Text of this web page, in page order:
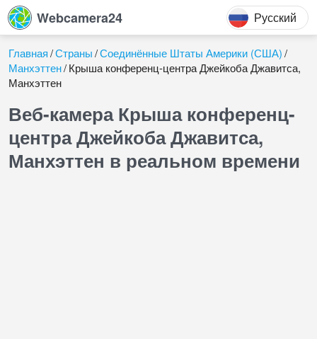
Webcamera24 Русский
Главная Страны Соединённые Штаты Америки (США)
Манхэттен Крыша конференц-центра Джейкоба Джавитса,
Манхэттен
Веб-камера Крыша конференц-
центра Джейкоба Джавитса,
Манхэттен в реальном времени